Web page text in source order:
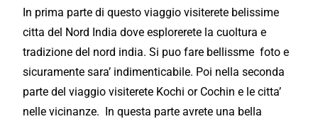
In prima parte di questoviaggio visiterete belissime
citta del Nord India dove esplorerete la cuoltura e
tradizione del nord india. Si puo fare bellissme foto e
sicuramente sara’ indimenticabile. Poi nella seconda
parte delviaggio visiterete Kochi or Cochin e le citta’
nelle vicinanze. In questa parte avrete una bella